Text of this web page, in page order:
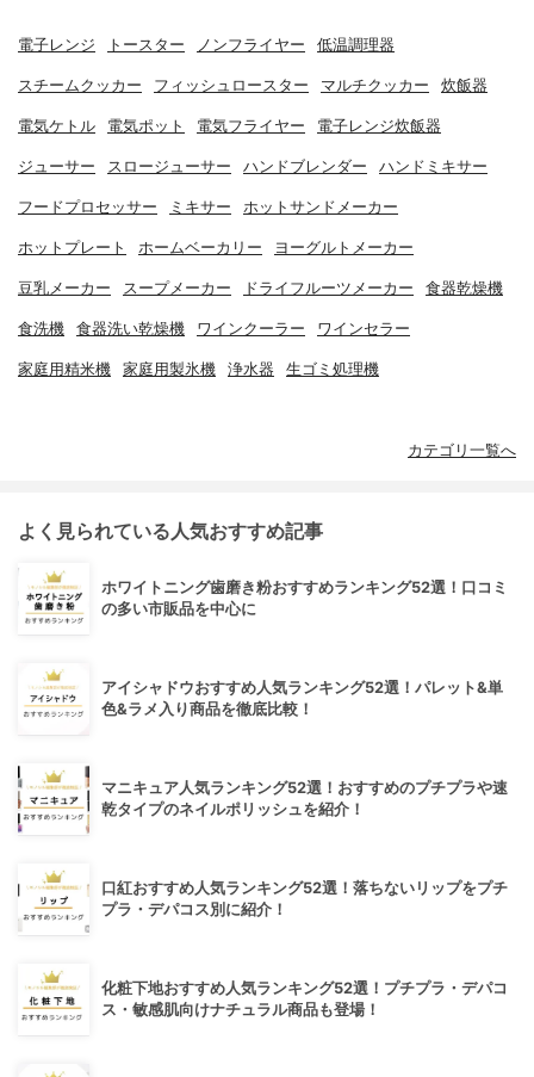
電子レンジ トースター ノンフライヤー 低温調理器
スチームクッカー フィッシュロースター マルチクッカー 炊飯器
電気ケトル 電気ポット 電気フライヤー 電子レンジ炊飯器
ジューサー スロージューサー ハンドブレンダー ハンドミキサー
フードプロセッサー ミキサー ホットサンドメーカー
ホットプレート ホームベーカリー ヨーグルトメーカー
豆乳メーカー スープメーカー ドライフルーツメーカー 食器乾燥機
食洗機 食器洗い乾燥機 ワインクーラー ワインセラー
家庭用精米機 家庭用製氷機 浄水器 生ゴミ処理機
カテゴリ一覧へ
よく見られている人気おすすめ記事
ホワイトニング歯磨き粉おすすめランキング52選！口コミ
の多い市販品を中心に
アイシャドウおすすめ人気ランキング52選！パレット&単
色&ラメ入り商品を徹底比較！
マニキュア人気ランキング52選！おすすめのプチプラや速
乾タイプのネイルポリッシュを紹介！
口紅おすすめ人気ランキング52選！落ちないリップをプチ
プラ・デパコス別に紹介！
化粧下地おすすめ人気ランキング52選！プチプラ・デパコ
ス・敏感肌向けナチュラル商品も登場！